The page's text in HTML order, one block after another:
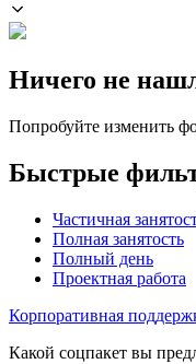
Ничего не
Попробуйте изменить
Быстрые
Частичная
Полная занятость
Полный день
Проектная работа
Корпоративная
Какой соцпакет вы